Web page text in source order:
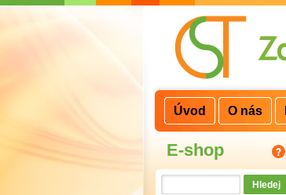
E-shop
Úvod O nás